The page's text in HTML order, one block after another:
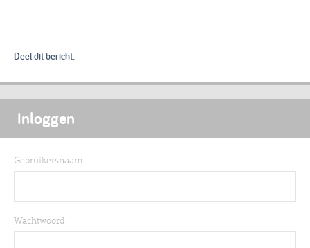
Deel dit bericht:
Inloggen
Gebruikersnaam
Wachtwoord